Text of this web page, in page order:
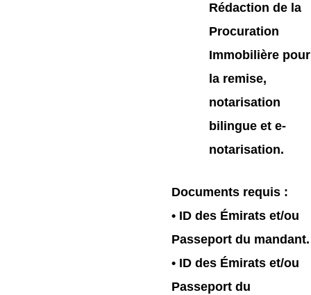
Rédaction de la
Procuration
Immobilière pour
la remise,
notarisation
bilingue et e-
notarisation.
Documents requis:
• ID des Émirats et/ou
Passeport du mandant.
• ID des Émirats et/ou
Passeport du